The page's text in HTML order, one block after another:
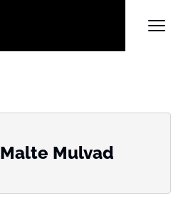
Malte Mulvad